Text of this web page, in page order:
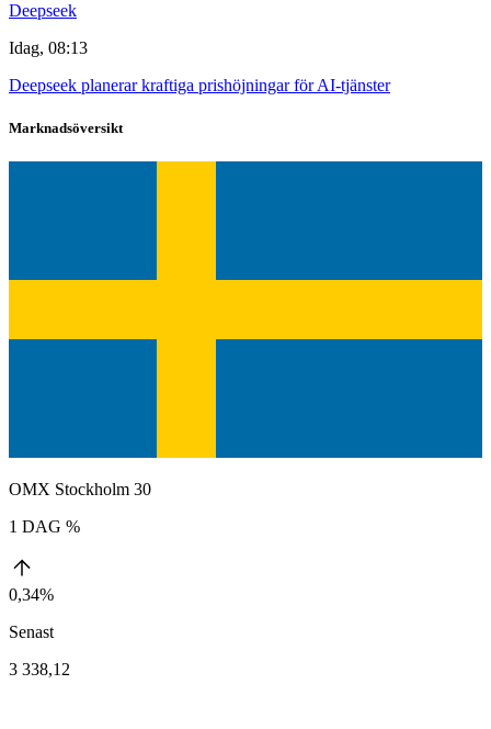
Deepseek
Idag, 08:13
Deepseek planerar kraftiga prishöjningar för AI-tjänster
Marknadsöversikt
OMX Stockholm 30
1 DAG %
0,34%
Senast
3 338,12